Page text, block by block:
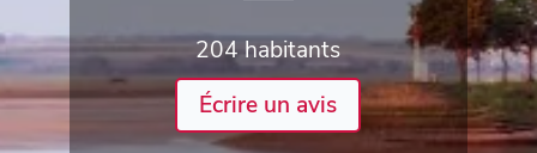
204 habitants
Écrire un avis